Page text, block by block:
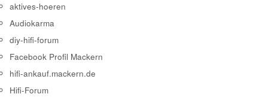
aktives-hoeren
Audiokarma
diy-hifi-forum
Facebook Profil Mackern
hifi-ankauf.mackern.de
Hifi-Forum